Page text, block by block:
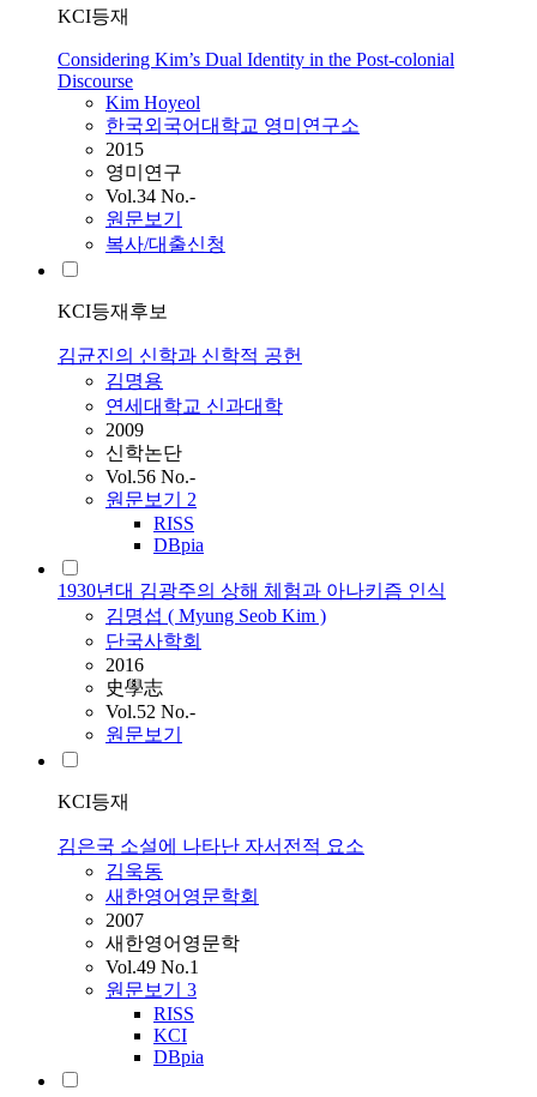
KCI등재
Considering Kim’s Dual Identity in the Post-colonial
Discourse
Kim Hoyeol
한국외국어대학교 영미연구소
2015
영미연구
Vol.34 No.-
원문보기
복사/대출신청
KCI등재후보
김균진의 신학과 신학적 공헌
김명용
연세대학교 신과대학
2009
신학논단
Vol.56 No.-
원문보기 2
RISS
DBpia
1930년대 김광주의 상해 체험과 아나키즘 인식
김명섭 ( Myung Seob Kim )
단국사학회
2016
史學志
Vol.52 No.-
원문보기
KCI등재
김은국 소설에 나타난 자서전적 요소
김욱동
새한영어영문학회
2007
새한영어영문학
Vol.49 No.1
원문보기 3
RISS
KCI
DBpia